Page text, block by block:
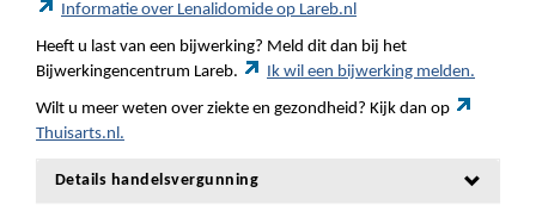
Informatie over Lenalidomide op Lareb.nl
Heeft u last van een bijwerking? Meld dit dan bij het
Bijwerkingencentrum Lareb.
Ik wil een bijwerking melden.
Wilt u meer weten over ziekte en gezondheid? Kijk dan op
Thuisarts.nl.
Details handelsvergunning